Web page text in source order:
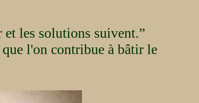
les solutions suivent.”
que l'on contribue à bâtir le